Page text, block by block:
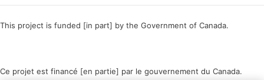
This project is funded [in part] by the Government of Canada.
Ce projet est financé [en partie] par le gouvernement du Canada.